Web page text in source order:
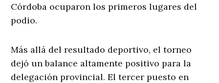
Córdoba ocuparon los primeros lugares del
podio.
Más allá del resultado deportivo, el torneo
dejó un balance altamente positivo para la
delegación provincial. El tercer puesto en